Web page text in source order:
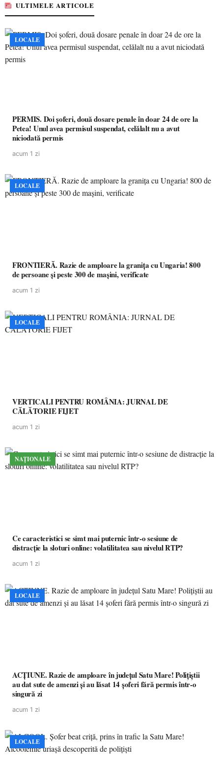
ULTIMELE ARTICOLE
LOCALE
PERMIS. Doi șoferi, două dosare penale în doar 24 de ore la
Petea! Unul avea permisul suspendat, celălalt nu a avut
niciodată permis
acum 1 zi
LOCALE
FRONTIERĂ. Razie de amploare la granița cu Ungaria! 800
de persoane și peste 300 de mașini, verificate
acum 1 zi
LOCALE
VERTICALI PENTRU ROMÂNIA: JURNAL DE
CĂLĂTORIE FIJET
acum 1 zi
NAȚIONALE
Ce caracteristici se simt mai puternic într-o sesiune de
distracție la sloturi online: volatilitatea sau nivelul RTP?
acum 1 zi
LOCALE
ACȚIUNE. Razie de amploare în județul Satu Mare! Polițiștii
au dat sute de amenzi și au lăsat 14 șoferi fără permis într-o
singură zi
acum 1 zi
LOCALE